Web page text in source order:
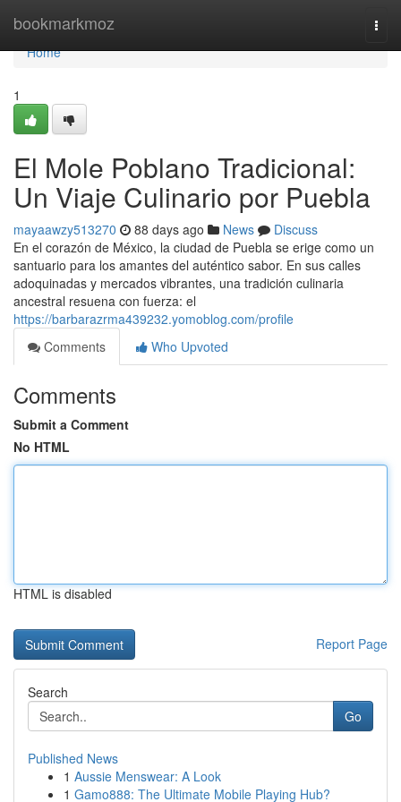
bookmarkmoz
Home
Home
1
El Mole Poblano Tradicional:
Un Viaje Culinario por Puebla
mayaawzy513270 88 days ago News
Discuss
En el corazón de México, la ciudad de Puebla se erige como un
santuario para los amantes del auténtico sabor. En sus calles
adoquinadas y mercados vibrantes, una tradición culinaria
ancestral resuena con fuerza: el
https://barbarazrma439232.yomoblog.com/profile
Comments
Who Upvoted
Comments
Submit a Comment
No HTML
HTML is disabled
Report Page
Search
Go
Published News
1 Aussie Menswear: A Look
1 Gamo888: The Ultimate Mobile Playing Hub?